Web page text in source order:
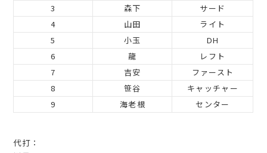
3
森下
サード
4
山田
ライト
5
小玉
DH
6
龍
レフト
7
吉安
ファースト
8
笹谷
キャッチャー
9
海老根 センター
代打：